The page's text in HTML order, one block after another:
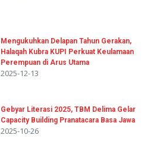
Mengukuhkan Delapan Tahun Gerakan,
Halaqah Kubra KUPI Perkuat Keulamaan
Perempuan di Arus Utama
2025-12-13
Gebyar Literasi 2025, TBM Delima Gelar
Capacity Building Pranatacara Basa Jawa
2025-10-26